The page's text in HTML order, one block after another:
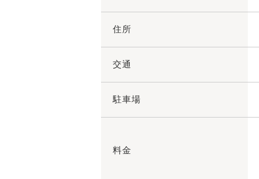
住所
交通
駐車場
料金